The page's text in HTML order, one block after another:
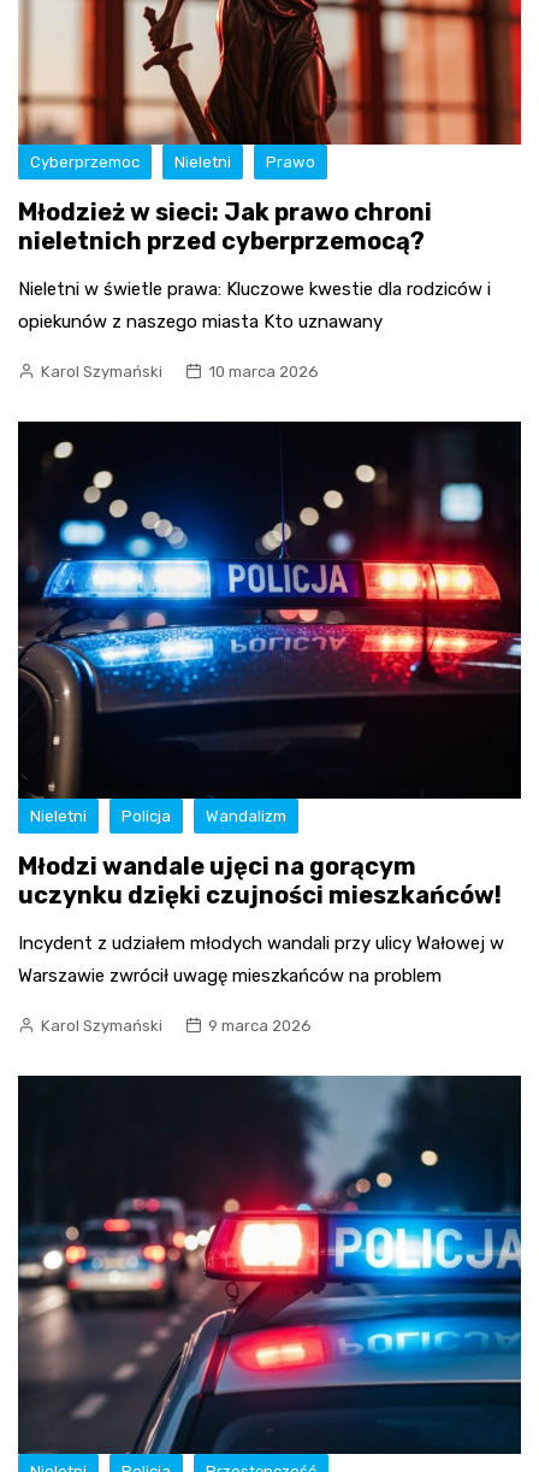
Cyberprzemoc Nieletni Prawo
Młodzież w sieci: Jak prawo chroni
nieletnich przed cyberprzemocą?
Nieletni w świetle prawa: Kluczowe kwestie dla rodziców i
opiekunów z naszego miasta Kto uznawany
Karol Szymański 10 marca 2026
Nieletni Policja Wandalizm
Młodzi wandale ujęci na gorącym
uczynku dzięki czujności mieszkańców!
Incydent z udziałem młodych wandali przy ulicy Wałowej w
Warszawie zwrócił uwagę mieszkańców na problem
Karol Szymański 9 marca 2026